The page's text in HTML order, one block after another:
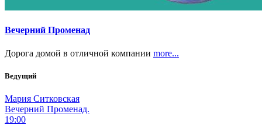
Вечерний Променад
Дорога домой в отличной компании more...
Ведущий
Мария Ситковская
Вечерний Променад.
19:00